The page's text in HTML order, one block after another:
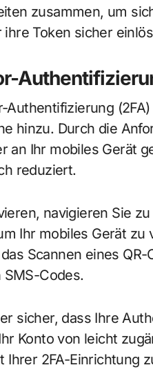
zusammen, um
ihre Token sicher
Authentifizierung
hinzu. Durch die
an Ihr mobiles Gerät
reduziert.
navigieren Sie
Ihr mobiles Gerät
Scannen eines
SMS-Codes.
sicher, dass Ihre
Konto von leicht
Ihrer 2FA-Einrichtung